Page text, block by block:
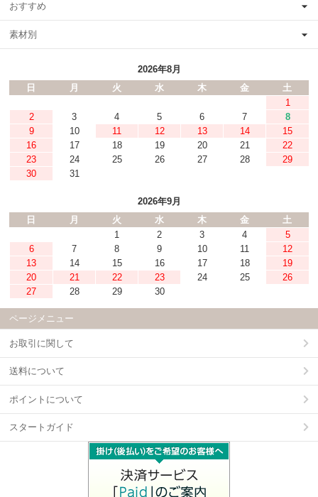
おすすめ
素材別
2026年8月
日
月 火 水 木 金
土
1
2
3 4 5 6 7
8
9
10 11 12 13 14
15
16
17 18 19 20 21
22
23
24 25 26 27 28
29
30
31
2026年9月
日
月 火 水 木 金
土
1
2 3 4
5
6
7 8 9 10 11
12
13
14 15 16 17 18
19
20
21 22 23 24 25
26
27
28 29 30
ページメニュー
お取引に関して
送料について
ポイントについて
スタートガイド